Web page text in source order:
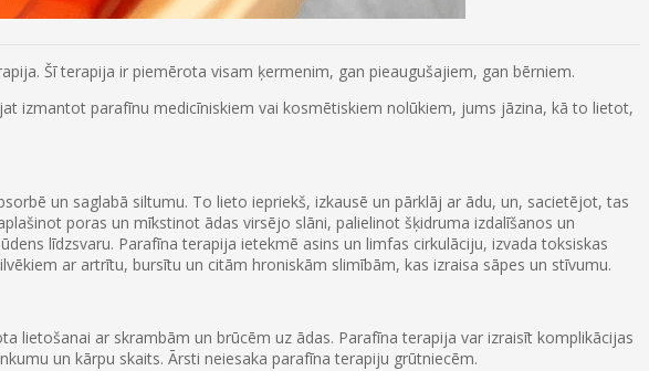
Šī terapija ir piemērota visam ķermenim, gan pieaugušajiem, gan bērniem.
izmantot parafīnu medicīniskiem vai kosmētiskiem nolūkiem, jums jāzina, kā to lietot,
un saglabā siltumu. To lieto iepriekš, izkausē un pārklāj ar ādu, un, sacietējot, tas
poras un mīkstinot ādas virsējo slāni, palielinot šķidruma izdalīšanos un
līdzsvaru. Parafīna terapija ietekmē asins un limfas cirkulāciju, izvada toksiskas
ar artrītu, bursītu un citām hroniskām slimībām, kas izraisa sāpes un stīvumu.
lietošanai ar skrambām un brūcēm uz ādas. Parafīna terapija var izraisīt komplikācijas
un kārpu skaits. Ārsti neiesaka parafīna terapiju grūtniecēm.